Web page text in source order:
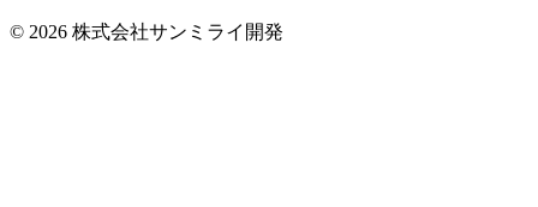
© 2026 株式会社サンミライ開発